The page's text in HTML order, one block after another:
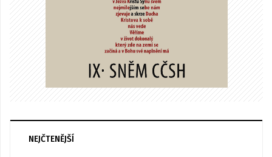
NEJČTENĚJŠÍ